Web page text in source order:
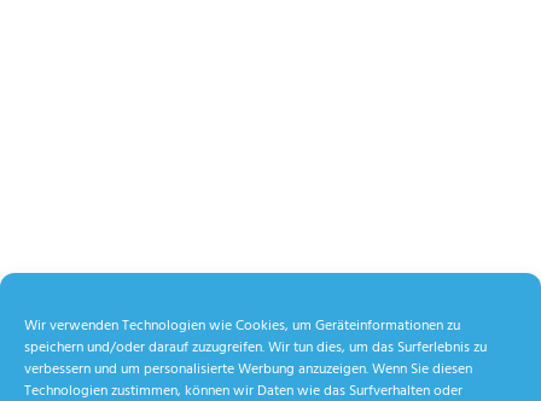
Wir verwenden Technologien wie Cookies, um Geräteinformationen zu
speichern und/oder darauf zuzugreifen. Wir tun dies, um das Surferlebnis zu
verbessern und um personalisierte Werbung anzuzeigen. Wenn Sie diesen
Technologien zustimmen, können wir Daten wie das Surfverhalten oder